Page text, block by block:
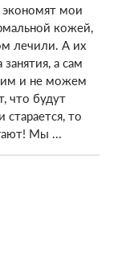
экономят мои
кожей,
лечили. А их
а сам
и не можем
что будут
то
Мы ...